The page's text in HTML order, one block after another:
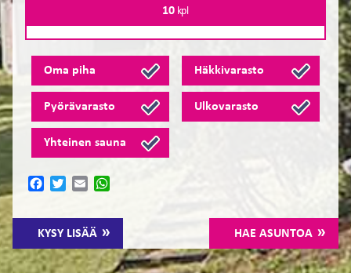
10kpl
Oma piha Häkkivarasto
Pyörävarasto Ulkovarasto
Yhteinen sauna
KYSY LISÄÄ HAE ASUNTOA
FacebookTwitterEmail